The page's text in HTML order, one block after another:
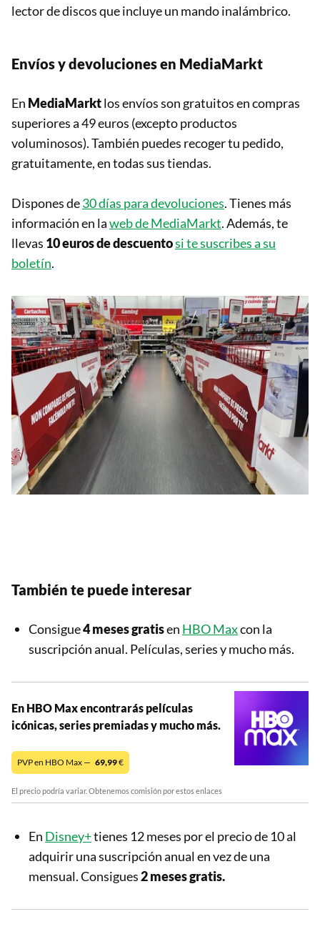
lector de discos que incluye un mando inalámbrico.
Envíos y devoluciones en MediaMarkt
En MediaMarktlos envíos son gratuitos en compras
superiores a 49 euros (excepto productos
voluminosos). También puedes recoger tu pedido,
gratuitamente, en todas sus tiendas.
Dispones de30 días para devoluciones. Tienes más
información en laweb de MediaMarkt. Además, te
llevas 10 euros de descuentosi te suscribes a su
boletín.
También te puede interesar
Consigue4 meses gratisen HBO Maxcon la
suscripción anual. Películas, series y mucho más.
En HBO Max encontrarás películas
icónicas, series premiadas y mucho más.
PVP en HBO Max — 69,99€
El precio podría variar. Obtenemos comisión por estos enlaces
En Disney+tienes 12 meses por el precio de 10 al
adquirir una suscripción anual en vez de una
mensual. Consigues2 meses gratis.